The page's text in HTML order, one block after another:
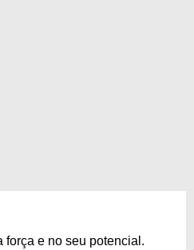
força e no seu potencial.